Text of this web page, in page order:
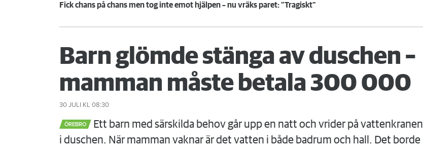
Fick chans på chans men tog inte emot hjälpen – nu vräks paret: ”Tragiskt"
Barn glömde stänga av duschen –
mamman måste betala 300 000
30 JULI KL 08:30
ÖREBRO
Ett barn med särskilda behov går upp en natt och vrider på vattenkranen
i duschen. När mamman vaknar är det vatten i både badrum och hall. Det borde